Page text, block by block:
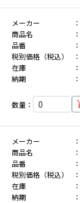
メーカー
商品名
品番
税別価格（税込）
在庫
納期
数量：
メーカー
商品名
品番
税別価格（税込）
在庫
納期